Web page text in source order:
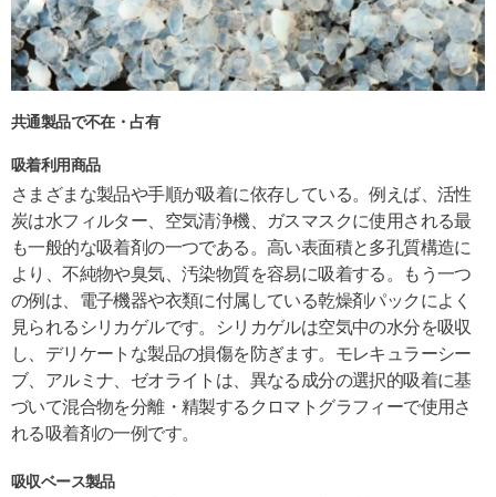
共通製品で不在・占有
吸着利用商品
さまざまな製品や手順が吸着に依存している。例えば、活性
炭は水フィルター、空気清浄機、ガスマスクに使用される最
も一般的な吸着剤の一つである。高い表面積と多孔質構造に
より、不純物や臭気、汚染物質を容易に吸着する。もう一つ
の例は、電子機器や衣類に付属している乾燥剤パックによく
見られるシリカゲルです。シリカゲルは空気中の水分を吸収
し、デリケートな製品の損傷を防ぎます。モレキュラーシー
ブ、アルミナ、ゼオライトは、異なる成分の選択的吸着に基
づいて混合物を分離・精製するクロマトグラフィーで使用さ
れる吸着剤の一例です。
吸収ベース製品